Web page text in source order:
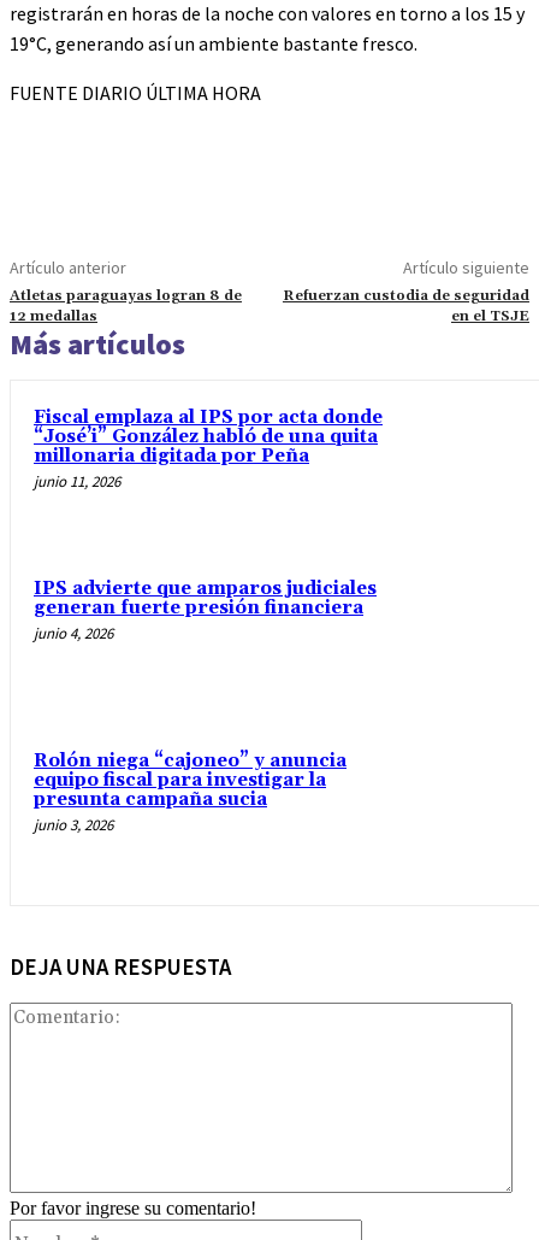
registrarán en horas de la noche con valores en torno a los 15 y
19°C, generando así un ambiente bastante fresco.
FUENTE DIARIO ÚLTIMA HORA
Artículo anterior
Atletas paraguayas logran 8 de
12 medallas
Artículo siguiente
Refuerzan custodia de seguridad
en el TSJE
Más artículos
Fiscal emplaza al IPS por acta donde
“José’i” González habló de una quita
millonaria digitada por Peña
junio 11, 2026
IPS advierte que amparos judiciales
generan fuerte presión financiera
junio 4, 2026
Rolón niega “cajoneo” y anuncia
equipo fiscal para investigar la
presunta campaña sucia
junio 3, 2026
DEJA UNA RESPUESTA
Por favor ingrese su comentario!